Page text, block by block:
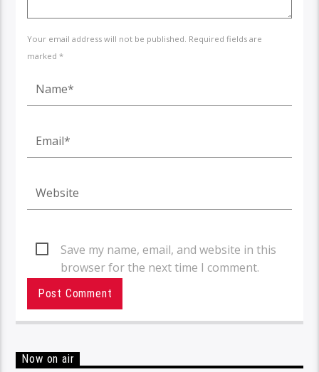
Your email address will not be published. Required fields are
marked *
Save my name, email, and website in this
browser for the next time I comment.
Now on air